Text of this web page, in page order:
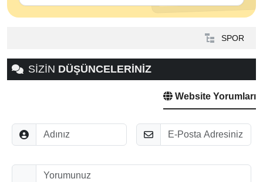
SPOR
SİZİN DÜŞÜNCELERİNİZ
Website Yorumları
Adınız E-Posta
Düşünceleriniz